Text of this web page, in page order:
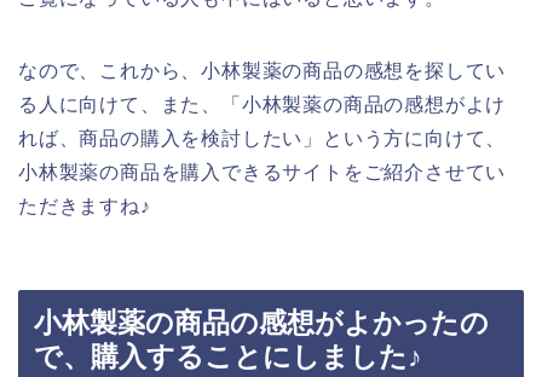
なので、これから、小林製薬の商品の感想を探してい
る人に向けて、また、「小林製薬の商品の感想がよけ
れば、商品の購入を検討したい」という方に向けて、
小林製薬の商品を購入できるサイトをご紹介させてい
ただきますね♪
小林製薬の商品の感想がよかったの
で、購入することにしました♪